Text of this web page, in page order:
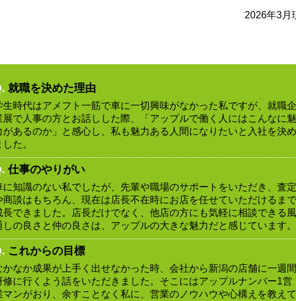
2026年3月
就職を決めた理由
生時代はアメフト一筋で車に一切興味がなかった私ですが、就職企
展で人事の方とお話しした際、「アップルで働く人にはこんなに魅
があるのか」と感心し、私も魅力ある人間になりたいと入社を決め
した。
仕事のやりがい
に知識のない私でしたが、先輩や職場のサポートをいただき、査定
商談はもちろん、現在は店長不在時にお店を任せていただけるまで
長できました。店長だけでなく、他店の方にも気軽に相談できる風
しの良さと仲の良さは、アップルの大きな魅力だと感じています。
これからの目標
かなか成果が上手く出せなかった時、会社から新潟の店舗に一週間
修に行くよう話をいただきました。そこにはアップルナンバー1営
マンがおり、余すことなく私に、営業のノウハウや心構えを教えて